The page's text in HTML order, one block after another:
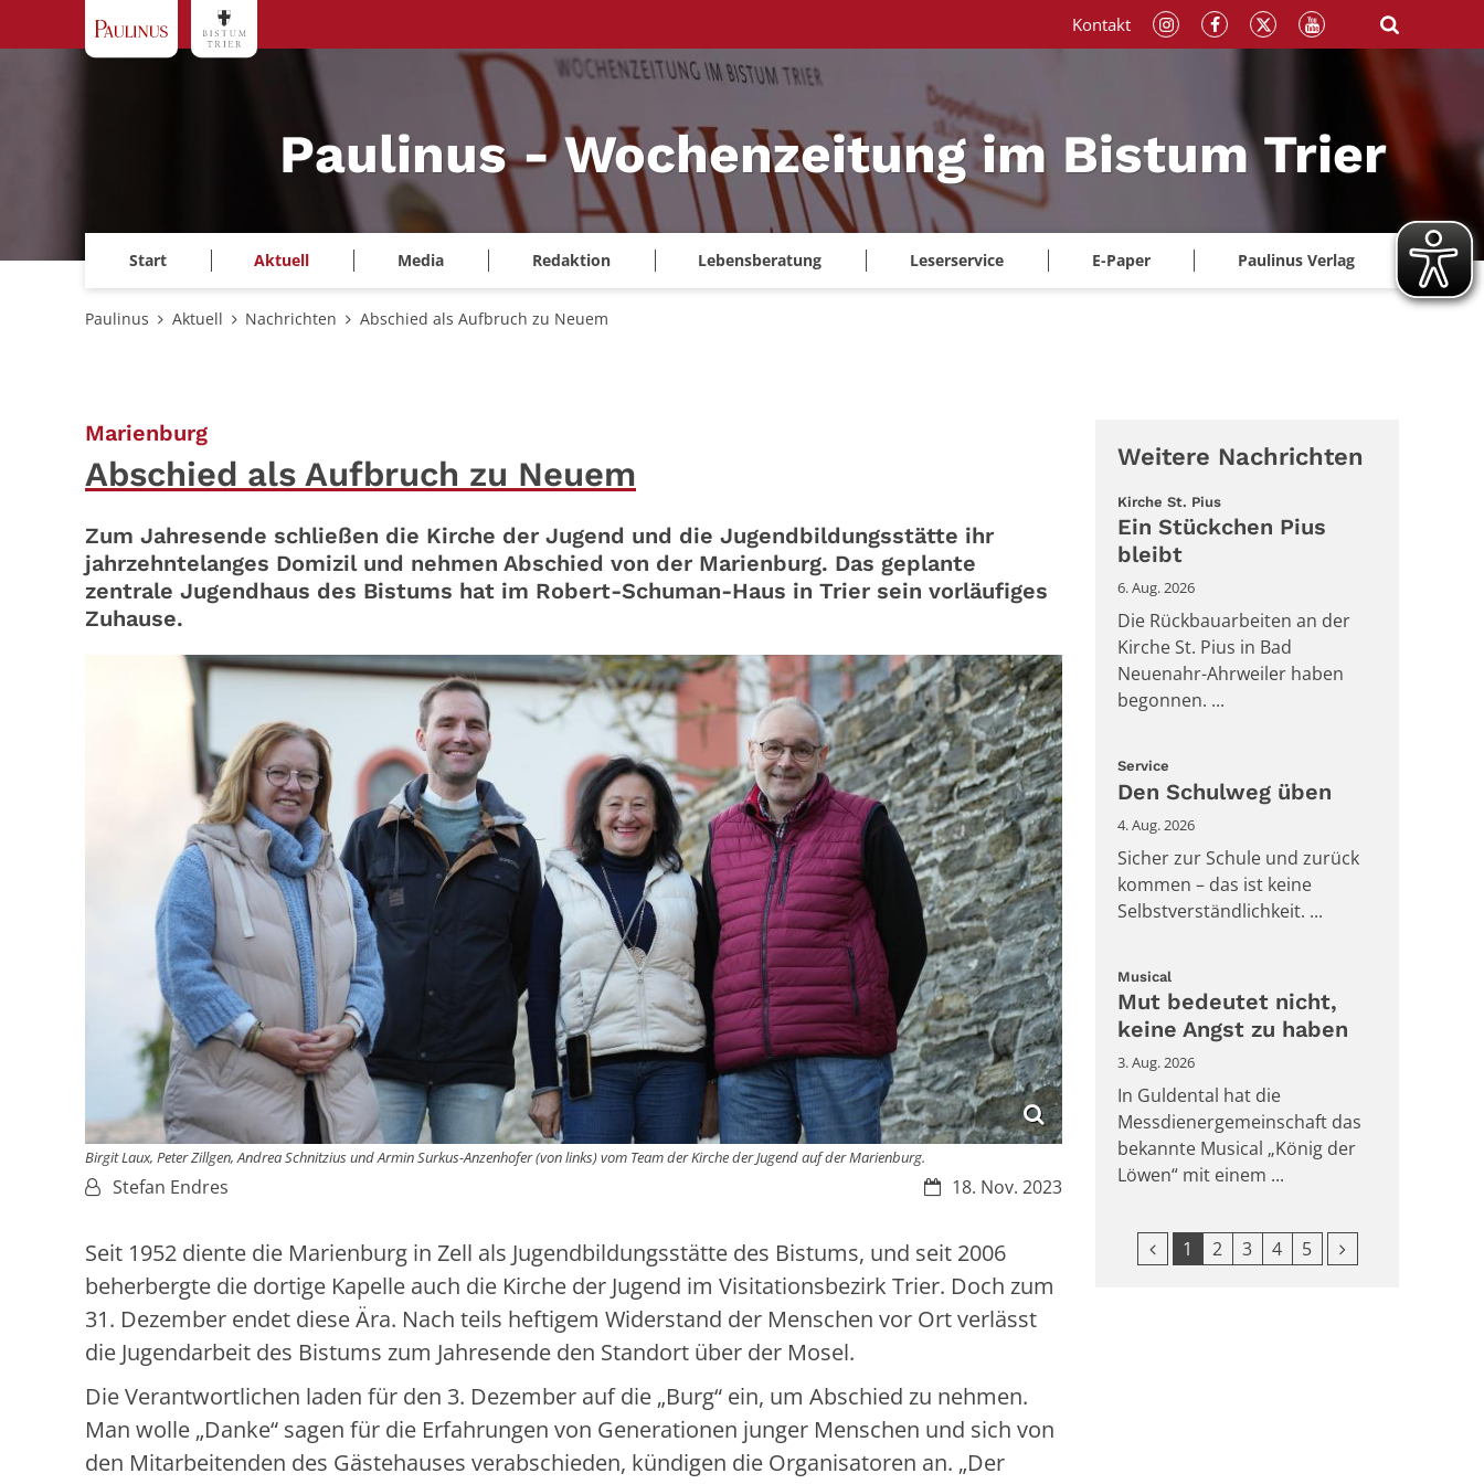
Paulinus - Wochenzeitung im Bistum Trier
Start Aktuell Media Redaktion Lebensberatung Leserservice E-Paper Paulinus Verlag
Kontakt
Paulinus Aktuell Nachrichten Abschied als Aufbruch zu Neuem
Marienburg:
Abschied als Aufbruch zu Neuem
Zum Jahresende schließen die Kirche der Jugend und die Jugendbildungsstätte ihr
jahrzehntelanges Domizil und nehmen Abschied von der Marienburg. Das geplante
zentrale Jugendhaus des Bistums hat im Robert-Schuman-Haus in Trier sein vorläufiges
Zuhause.
Birgit Laux, Peter Zillgen, Andrea Schnitzius und Armin Surkus-Anzenhofer (von links) vom Team der Kirche der Jugend auf der Marienburg.
Datum:18. Nov. 2023
Von:Stefan Endres
Seit 1952 diente die Marienburg in Zell als Jugendbildungsstätte des Bistums, und seit 2006
beherbergte die dortige Kapelle auch die Kirche der Jugend im Visitationsbezirk Trier. Doch zum
31. Dezember endet diese Ära. Nach teils heftigem Widerstand der Menschen vor Ort verlässt
die Jugendarbeit des Bistums zum Jahresende den Standort über der Mosel.
Die Verantwortlichen laden für den 3. Dezember auf die „Burg“ ein, um Abschied zu nehmen.
Man wolle „Danke“ sagen für die Erfahrungen von Generationen junger Menschen und sich von
den Mitarbeitenden des Gästehauses verabschieden, kündigen die Organisatoren an. „Der
Weitere Nachrichten
Kirche St. Pius:
Ein Stückchen Pius
bleibt
6. Aug. 2026
Die Rückbauarbeiten an der
Kirche St. Pius in Bad
Neuenahr-Ahrweiler haben
begonnen. ...
Service
Den Schulweg üben
4. Aug. 2026
Sicher zur Schule und zurück
kommen – das ist keine
Selbstverständlichkeit. ...
Musical
Mut bedeutet nicht,
keine Angst zu haben
3. Aug. 2026
In Guldental hat die
Messdienergemeinschaft das
bekannte Musical „König der
Löwen“ mit einem ...
Vorherige Seite
1 2 3 4 5 Nächste Seite